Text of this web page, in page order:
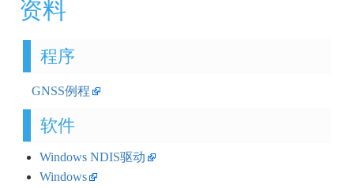
资料
程序
GNSS例程
软件
Windows NDIS驱动
Windows